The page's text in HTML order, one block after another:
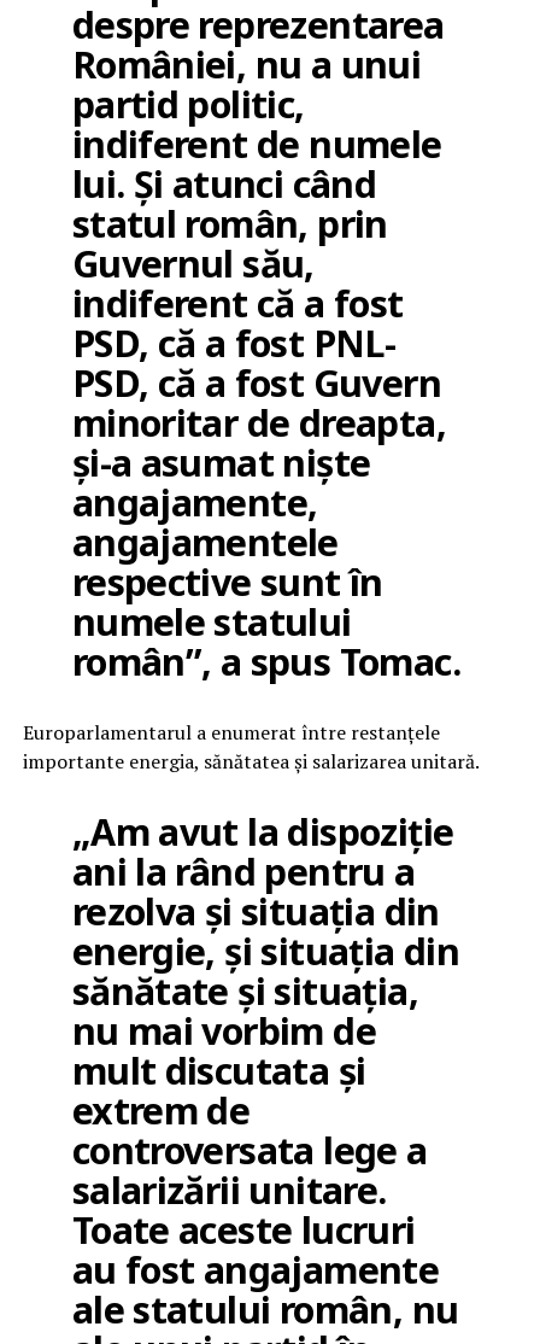
despre reprezentarea
României, nu a unui
partid politic,
indiferent de numele
lui. Și atunci când
statul român, prin
Guvernul său,
indiferent că a fost
PSD, că a fost PNL-
PSD, că a fost Guvern
minoritar de dreapta,
și-a asumat niște
angajamente,
angajamentele
respective sunt în
numele statului
român”, a spus Tomac.
Europarlamentarul a enumerat între restanțele
importante energia, sănătatea și salarizarea unitară.
„Am avut la dispoziție
ani la rând pentru a
rezolva și situația din
energie, și situația din
sănătate și situația,
nu mai vorbim de
mult discutata și
extrem de
controversata lege a
salarizării unitare.
Toate aceste lucruri
au fost angajamente
ale statului român, nu